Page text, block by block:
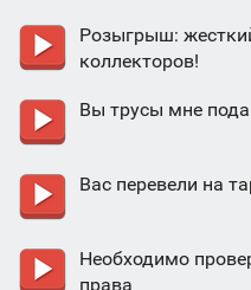
Розыгрыш:
коллекторов!
Вы трусы мне
Вас перевели на
Необходимо
права